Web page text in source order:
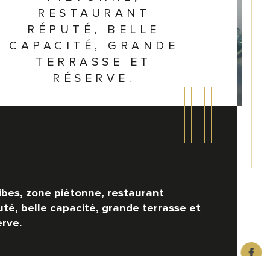
RESTAURANT
RÉPUTÉ, BELLE
CAPACITÉ, GRANDE
TERRASSE ET
RÉSERVE.
zone piétonne, restaurant
belle capacité, grande terrasse et